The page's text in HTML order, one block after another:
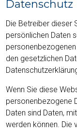
Datenschutz
Die Betreiber dieser
persönlichen Daten
den gesetzlichen
Wenn Sie diese
personenbezogene
Daten sind Daten,
werden können. Die